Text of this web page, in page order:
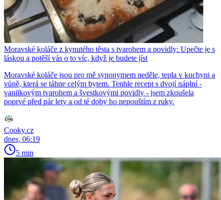
Moravské koláče z kynutého těsta s tvarohem a povidly: Upečte je s
láskou a potěší vás o to víc, když je budete jíst
Moravské koláče jsou pro mě synonymem neděle, tepla v kuchyni a
vůně, která se táhne celým bytem. Tenhle recept s dvojí náplní -
vanilkovým tvarohem a švestkovými povidly - jsem zkoušela
poprvé před pár lety a od té doby ho nepouštím z ruky.
Cooky.cz
dnes, 06:19
5 min